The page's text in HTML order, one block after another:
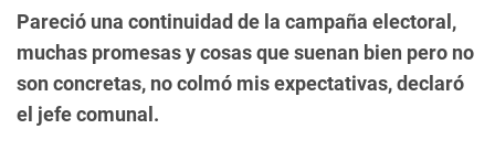
Pareció una continuidad de la campaña electoral,
muchas promesas y cosas que suenan bien pero no
son concretas, no colmó mis expectativas, declaró
el jefe comunal.